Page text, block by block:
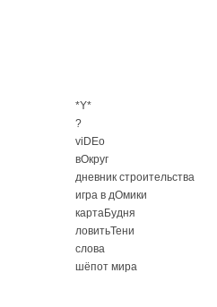
*Y*
?
viDEo
вОкруг
дневник строительства
игра в дОмики
картаБудня
ловитьТени
слова
шёпот мира